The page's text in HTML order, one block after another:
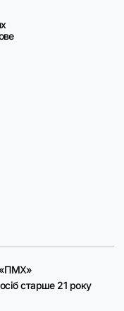
«ПМХ»
старше 21 року